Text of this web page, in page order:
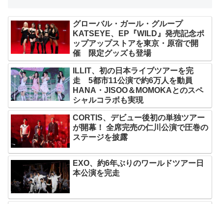
グローバル・ガール・グループ
KATSEYE、EP『WILD』発売記念ポ
ップアップストアを東京・原宿で開
催 限定グッズも登場
ILLIT、初の日本ライブツアーを完
走 5都市11公演で約6万人を動員
HANA・JISOO＆MOMOKAとのスペ
シャルコラボも実現
CORTIS、デビュー後初の単独ツアー
が開幕！ 全席完売の仁川公演で圧巻の
ステージを披露
EXO、約6年ぶりのワールドツアー日
本公演を完走